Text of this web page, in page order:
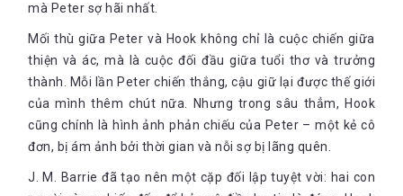
mà Peter sợ hãi nhất.
Mối thù giữa Peter và Hook không chỉ là cuộc chiến giữa
thiện và ác, mà là cuộc đối đầu giữa tuổi thơ và trưởng
thành. Mỗi lần Peter chiến thắng, cậu giữ lại được thế giới
của mình thêm chút nữa. Nhưng trong sâu thẳm, Hook
cũng chính là hình ảnh phản chiếu của Peter – một kẻ cô
đơn, bị ám ảnh bởi thời gian và nỗi sợ bị lãng quên.
J. M. Barrie đã tạo nên một cặp đối lập tuyệt vời: hai con